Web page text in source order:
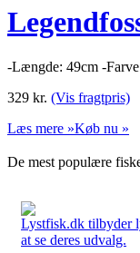
-Længde: 49cm -
329 kr. (Vis fragtpris)
Læs mere »Køb nu »
De mest populære
Lystfisk.dk tilbyder
at se deres udvalg.